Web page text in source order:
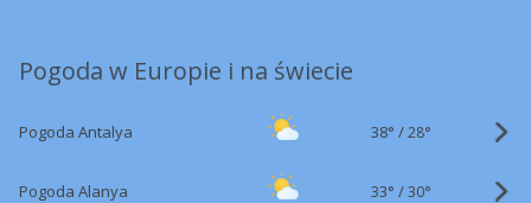
Pogoda w Europie i na świecie
Pogoda Antalya 38° /28°
Pogoda Alanya 33° /30°